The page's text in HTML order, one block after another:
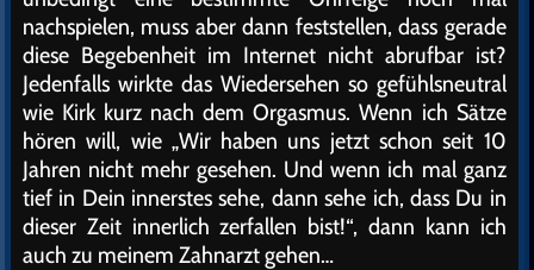
nachspielen, muss aber dann feststellen, dass gerade
diese Begebenheit im Internet nicht abrufbar ist?
Jedenfalls wirkte das Wiedersehen so gefühlsneutral
wie Kirk kurz nach dem Orgasmus. Wenn ich Sätze
hören will, wie „Wir haben uns jetzt schon seit 10
Jahren nicht mehr gesehen. Und wenn ich mal ganz
tief in Dein innerstes sehe, dann sehe ich, dass Du in
dieser Zeit innerlich zerfallen bist!“, dann kann ich
auch zu meinem Zahnarzt gehen…